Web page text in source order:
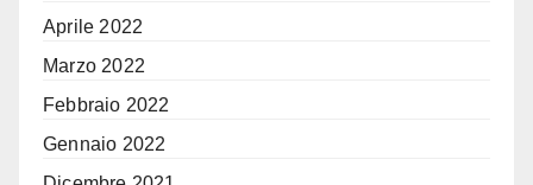
Aprile 2022
Marzo 2022
Febbraio 2022
Gennaio 2022